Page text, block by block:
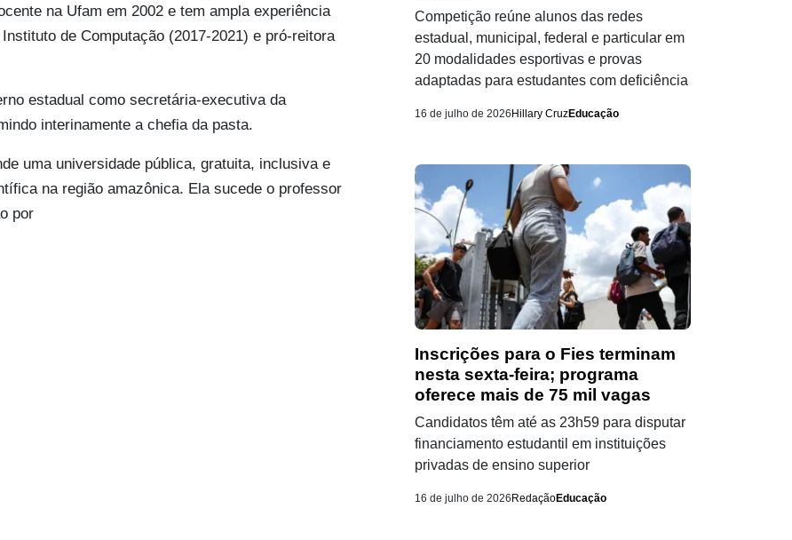
na Ufam em 2002 e tem ampla experiência
de Computação (2017-2021) e pró-reitora
estadual como secretária-executiva da
interinamente a chefia da pasta.
uma universidade pública, gratuita, inclusiva e
na região amazônica. Ela sucede o professor
por
Competição reúne alunos das redes
estadual, municipal, federal e particular em
20 modalidades esportivas e provas
adaptadas para estudantes com deficiência
16 de julho de 2026 Hillary CruzEducação
Inscrições para o Fies terminam
nesta sexta-feira; programa
oferece mais de 75 mil vagas
Candidatos têm até as 23h59 para disputar
financiamento estudantil em instituições
privadas de ensino superior
16 de julho de 2026 RedaçãoEducação